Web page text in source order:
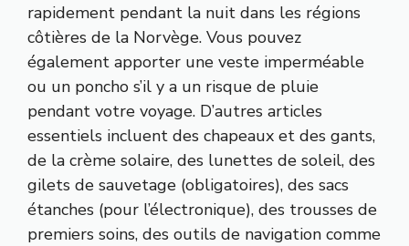
rapidement pendant la nuit dans les régions
côtières de la Norvège. Vous pouvez
également apporter une veste imperméable
ou un poncho s’il y a un risque de pluie
pendant votre voyage. D’autres articles
essentiels incluent des chapeaux et des gants,
de la crème solaire, des lunettes de soleil, des
gilets de sauvetage (obligatoires), des sacs
étanches (pour l’électronique), des trousses de
premiers soins, des outils de navigation comme